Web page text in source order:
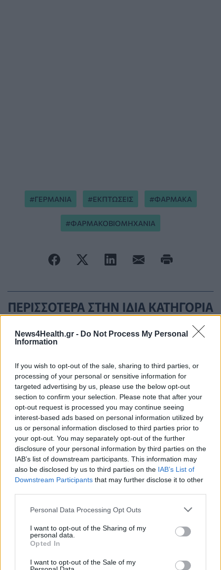
News4Health.gr - Do Not Process My Personal
Information
If you wish to opt-out of the sale, sharing to third parties, or
processing of your personal or sensitive information for
targeted advertising by us, please use the below opt-out
section to confirm your selection. Please note that after your
opt-out request is processed you may continue seeing
interest-based ads based on personal information utilized by
us or personal information disclosed to third parties prior to
your opt-out. You may separately opt-out of the further
disclosure of your personal information by third parties on the
IAB’s list of downstream participants. This information may
also be disclosed by us to third parties on the IAB’s List of
Downstream Participants that may further disclose it to other
Personal Data Processing Opt Outs
I want to opt-out of the Sharing of my
personal data.
Opted In
I want to opt-out of the Sale of my
ΓΕΡΜΑΝΙΑ ΕΚΠΤΩΣΕΙΣ ΦΑΡΜΑΚΑ
ΦΑΡΜΑΚΟΒΙΟΜΗΧΑΝΙΑ
ΠΕΡΙΣΣΟΤΕΡΑ ΣΤΗΝ ΙΔΙΑ ΚΑΤΗΓΟΡΙΑ
Αναζητώντας νέα ισορροπία στο
15 Ιουνίου 2026
Παπαγιάννης -NovartisHellas: Η μη
αξιοποίηση των δεδομένων υγείας
έχει κόστος στους ασθενείς, το
σύστημα υγείας και την κοινωνία
15 Ιουνίου 2026
ΣΧΕΤΙΚΑ ΑΡΘΡΑ